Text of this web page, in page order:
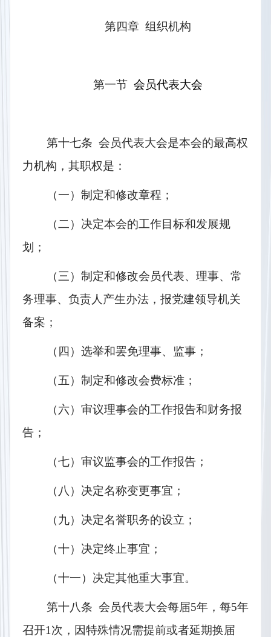
第四章  组织机构
第一节 会员代表大会
第十七条  会员代表大会是本会的最高权
力机构，其职权是：
（一）制定和修改章程；
（二）决定本会的工作目标和发展规
划；
（三）制定和修改会员代表、理事、常
务理事、负责人产生办法，报党建领导机关
备案；
（四）选举和罢免理事、监事；
（五）制定和修改会费标准；
（六）审议理事会的工作报告和财务报
告；
（七）审议监事会的工作报告；
（八）决定名称变更事宜；
（九）决定名誉职务的设立；
（十）决定终止事宜；
（十一）决定其他重大事宜。
第十八条  会员代表大会每届5年，每5年
召开1次，因特殊情况需提前或者延期换届